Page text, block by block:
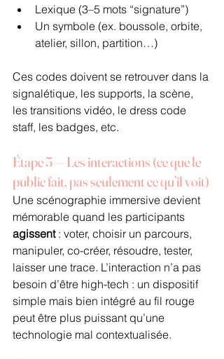
Lexique (3–5 mots “signature”)
Un symbole (ex. boussole, orbite,
atelier, sillon, partition…)
Ces codes doivent se retrouver dans la
signalétique, les supports, la scène,
les transitions vidéo, le dress code
staff, les badges, etc.
Étape 5 — Les interactions (ce que le
public fait, pas seulement ce qu’il voit)
Une scénographie immersive devient
mémorable quand les participants
agissent : voter, choisir un parcours,
manipuler, co-créer, résoudre, tester,
laisser une trace. L’interaction n’a pas
besoin d’être high-tech : un dispositif
simple mais bien intégré au fil rouge
peut être plus puissant qu’une
technologie mal contextualisée.